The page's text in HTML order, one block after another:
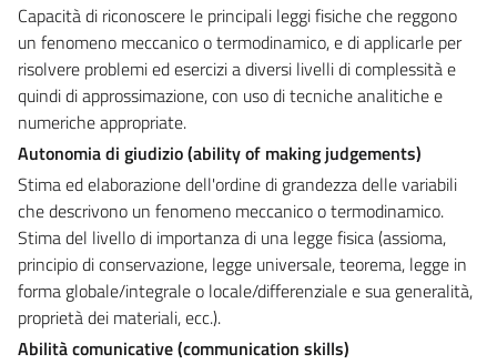
Capacità di riconoscere le principali leggi fisiche che reggono
un fenomeno meccanico o termodinamico, e di applicarle per
risolvere problemi ed esercizi a diversi livelli di complessità e
quindi di approssimazione, con uso di tecniche analitiche e
numeriche appropriate.
Autonomia di giudizio (ability of making judgements)
Stima ed elaborazione dell'ordine di grandezza delle variabili
che descrivono un fenomeno meccanico o termodinamico.
Stima del livello di importanza di una legge fisica (assioma,
principio di conservazione, legge universale, teorema, legge in
forma globale/integrale o locale/differenziale e sua generalità,
proprietà dei materiali, ecc.).
Abilità comunicative (communication skills)